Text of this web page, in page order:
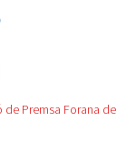
Premsa Forana de